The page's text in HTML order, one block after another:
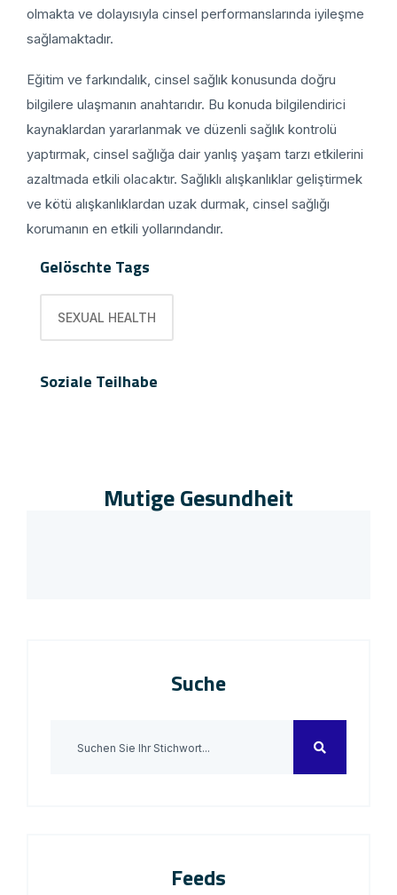
olmakta ve dolayısıyla cinsel performanslarında iyileşme
sağlamaktadır.
Eğitim ve farkındalık, cinsel sağlık konusunda doğru
bilgilere ulaşmanın anahtarıdır. Bu konuda bilgilendirici
kaynaklardan yararlanmak ve düzenli sağlık kontrolü
yaptırmak, cinsel sağlığa dair yanlış yaşam tarzı etkilerini
azaltmada etkili olacaktır. Sağlıklı alışkanlıklar geliştirmek
ve kötü alışkanlıklardan uzak durmak, cinsel sağlığı
korumanın en etkili yollarındandır.
Gelöschte Tags
SEXUAL HEALTH
Soziale Teilhabe
Mutige Gesundheit
Suche
Feeds